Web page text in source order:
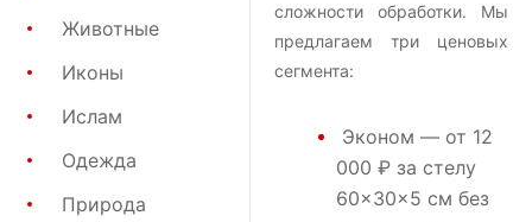
Животные
Иконы
Ислам
Одежда
Природа
сложности обработки. Мы
предлагаем три ценовых
сегмента:
Эконом — от 12
000 ₽ за стелу
60×30×5 см без